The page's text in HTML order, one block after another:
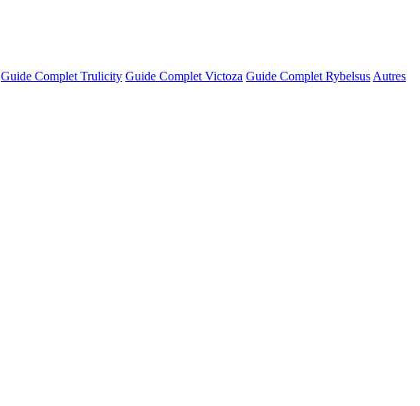
Guide Complet Trulicity Guide Complet Victoza Guide Complet Rybelsus Autres